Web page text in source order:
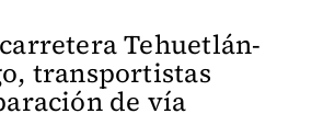
Tehuetlán-
transportistas
de vía